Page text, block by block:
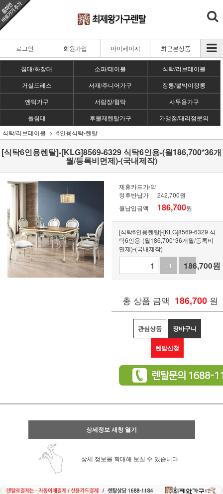
로그인 회원가입 마이페이지 최근본상품
침대/화장대 소파/테이블
식탁/러브테이블
거실드레스
서재/주니어가구
장롱/붙박이장롱
엔틱가구
서랍장/협탁
사무용가구
돌침대
후불제렌탈가구
가맹점/대리점문의
식탁/러브테이블
6인용식탁-렌탈
[식탁6인용렌탈]-[KLG]8569-6329 식탁6인용-(월186,700*36개
월/등록비면제)-(국내제작)
제휴카드가/약
정후반납가
242,700원
월납입금액
186,700원
[식탁6인용렌탈]-[KLG]8569-6329 식
탁6인용-(월186,700*36개월/등록비
면제)-(국내제작)
+1
-1
186,700원
총 상품 금액 186,700 원
관심상품 장바구니
렌탈신청
상세정보 새창 열기
상세 정보를 확대해 보실 수 있습니다.